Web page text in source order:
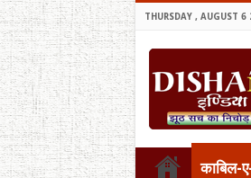
THURSDAY , AUGUST 6
काबिल-